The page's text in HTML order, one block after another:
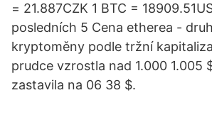
= 21.887CZK 1 BTC =
posledních 5 Cena etherea -
kryptoměny podle tržní
prudce vzrostla nad 1.000 1.005
zastavila na 06 38 $.